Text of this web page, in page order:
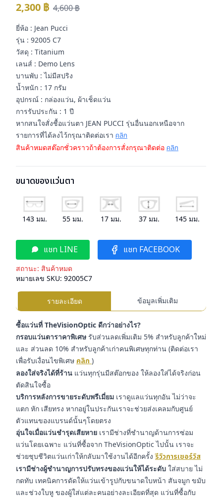
2,300 ฿ 4,600฿
ยี่ห้อ : Jean Pucci
รุ่น : 92005 C7
วัสดุ : Titanium
เลนส์ : Demo Lens
บานพับ : ไม่มีสปริง
น้ำหนัก : 17 กรัม
อุปกรณ์ : กล่องแว่น, ผ้าเช็ดแว่น
การรับประกัน : 1 ปี
หากสนใจสั่งชื้อแว่นตา JEAN PUCCI รุ่นอื่นนอกเหนือจาก
รายการที่ได้ลงไว้กรุณาติดต่อเรา คลิก
สินค้าหมดสต๊อกชั่วคราวถ้าต้องการสั่งกรุณาติดต่อ คลิก
ขนาดของแว่นตา
143 มม. 55 มม. 17มม. 37มม. 145มม.
แชท LINE แชท FACEBOOK
สถานะ: สินค้าหมด
หมายเลข SKU: 92005C7
รายละเอียด ข้อมูลเพิ่มเติม
ซื้อแว่นที่ TheVisionOptic ดีกว่าอย่างไร?
กรอบแว่นตาราคาพิเศษ รับส่วนลดเพิ่มเติม 5% สำหรับลูกค้าใหม่
และ ส่วนลด 10% สำหรับลูกค้าเก่าคนพิเศษทุกท่าน (ติดต่อเรา
เพื่อรับเงื่อนไขพิเศษ คลิก )
ลองใส่จริงได้ที่ร้าน แว่นทุกรุ่นมีสต๊อกของ ให้ลองใส่ได้จริงก่อน
ตัดสินใจซื้อ
บริการหลังการขายระดับพรีเมี่ยม เราดูแลแว่นทุกอัน ไม่ว่าจะ
แตก หัก เสียทรง หากอยู่ในประกันเราจะช่วยส่งเคลมกับศูนย์
ตัวแทนของแบรนด์นั้นๆโดยตรง
อุ่นใจเมื่อแว่นชำรุดเสียหาย เรามีช่างที่ชำนาญด้านการซ่อม
แว่นโดยเฉพาะ แว่นที่ซื้อจาก TheVisionOptic ไปนั้น เราจะ
ช่วยชุบชีวิตแว่นเก่าให้กลับมาใช้งานได้อีกครั้งรีวิวการเซอร์วิส
เรามีช่างผู้ชำนาญการปรับทรงของแว่นให้ได้ระดับ ใส่สบาย ไม่
กดทับ เทคนิคการดัดให้แว่นเข้ารูปกับขนาดใบหน้า สันจมูก ขมับ
และช่วงใบหู ของผู้ใส่แต่ละคนอย่างละเอียดที่สุด แว่นที่ซื้อกับ